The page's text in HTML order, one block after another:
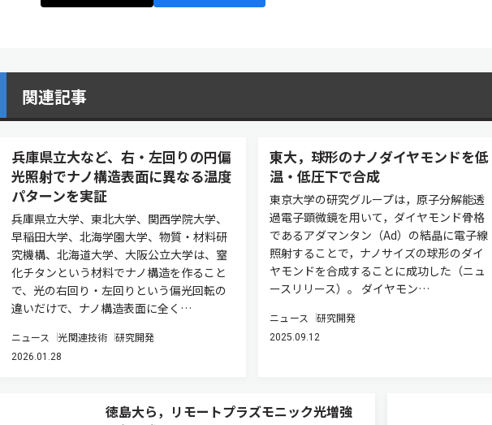
関連記事
兵庫県立大など、右・左回りの円偏
光照射でナノ構造表面に異なる温度
パターンを実証
兵庫県立大学、東北大学、関西学院大学、
早稲田大学、北海学園大学、物質・材料研
究機構、北海道大学、大阪公立大学は、窒
化チタンという材料でナノ構造を作ること
で、光の右回り・左回りという偏光回転の
違いだけで、ナノ構造表面に全く…
ニュース 光関連技術 研究開発
2026.01.28
東大，球形のナノダイヤモンドを低
温・低圧下で合成
東京大学の研究グループは，原子分解能透
過電子顕微鏡を用いて，ダイヤモンド骨格
であるアダマンタン（Ad）の結晶に電子線
照射することで，ナノサイズの球形のダイ
ヤモンドを合成することに成功した（ニュ
ースリリース）。 ダイヤモン…
ニュース 研究開発
2025.09.12
徳島大ら，リモートプラズモニック光増強